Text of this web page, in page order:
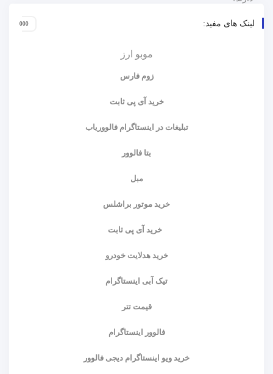
لینک های مفید:
موبو ارز
زوم فارس
خرید آی پی ثابت
تبلیغات در اینستاگرام فالووریاب
بتا فالوور
مبل
خرید موتور براشلس
خرید آی پی ثابت
خرید هدلایت خودرو
تیک آبی اینستاگرام
قیمت تتر
فالوور اینستاگرام
خرید ویو اینستاگرام دیجی فالوور